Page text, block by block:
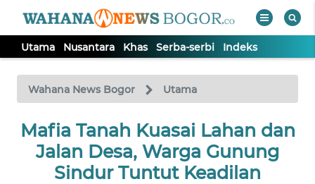
Utama Nusantara Khas Serba-serbi Indeks
Wahana News Bogor Utama
Mafia Tanah Kuasai Lahan dan
Jalan Desa, Warga Gunung
Sindur Tuntut Keadilan
TV
Tutup
UTAMA
NUSANTARA